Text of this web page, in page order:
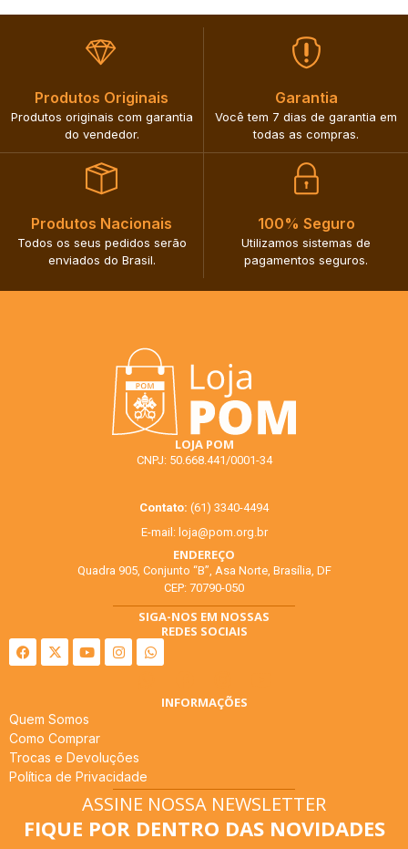
Produtos Originais​
Produtos originais com garantia
do vendedor.​
Garantia​
Você tem 7 dias de garantia em
todas as compras.​
Produtos Nacionais​
Todos os seus pedidos serão
enviados do Brasil.​
100% Seguro​
Utilizamos sistemas de
pagamentos seguros.​
LOJA POM
CNPJ: 50.668.441/0001-34
Contato: (61) 3340-4494
E-mail: loja@pom.org.br
ENDEREÇO
Quadra 905, Conjunto “B”, Asa Norte, Brasília, DF
CEP: 70790-050
SIGA-NOS EM NOSSAS
REDES SOCIAIS
INFORMAÇÕES
Quem Somos
Como Comprar
Trocas e Devoluções
Política de Privacidade
ASSINE NOSSA NEWSLETTER
FIQUE POR DENTRO DAS NOVIDADES